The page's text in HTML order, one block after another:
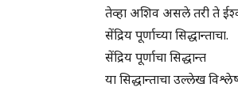
तेव्हा अशिव असले तरी ते
सेंद्रिय पूर्णाच्या सिद्धान्ताचा.
सेंद्रिय पूर्णाचा सिद्धान्त
या सिद्धान्ताचा उल्लेख